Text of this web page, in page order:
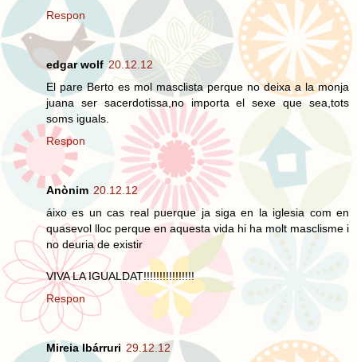
Respon
edgar wolf 20.12.12
El pare Berto es mol masclista perque no deixa a la monja
juana ser sacerdotissa,no importa el sexe que sea,tots
soms iguals.
Respon
Anònim 20.12.12
áixo es un cas real puerque ja siga en la iglesia com en
quasevol lloc perque en aquesta vida hi ha molt masclisme i
no deuria de existir
VIVA LA IGUALDAT!!!!!!!!!!!!!!!!
Respon
Mireia Ibárruri 29.12.12